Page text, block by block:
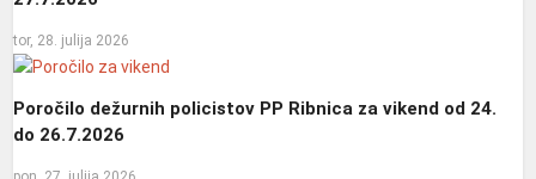
tor, 28. julija 2026
Poročilo dežurnih policistov PP Ribnica za vikend od 24.
do 26.7.2026